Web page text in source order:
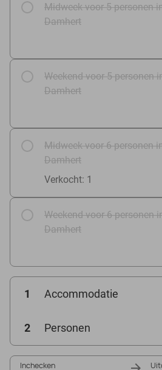
Midweek voor 5 personen
Damhert
Weekend voor 5 personen
Damhert
Midweek voor 6 personen
Damhert
Verkocht: 1
Weekend voor 6 personen
Damhert
1 Accommodatie
2 Personen
Inchecken